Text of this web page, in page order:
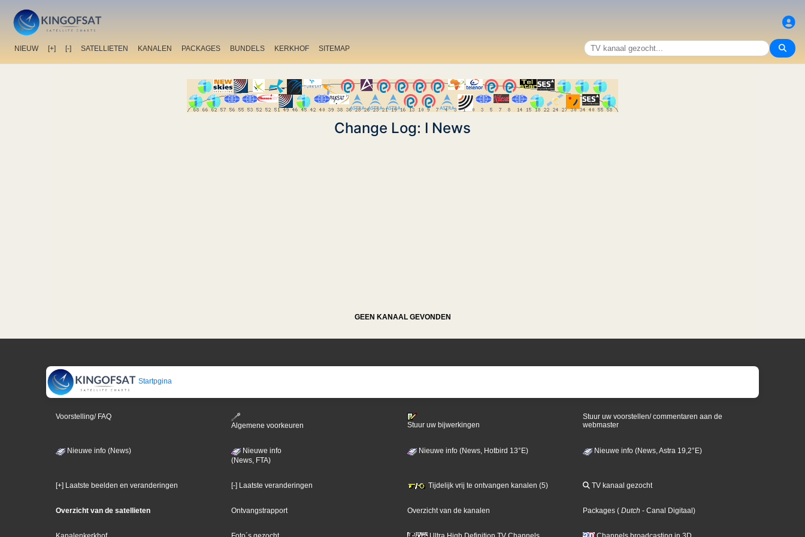
NIEUW [+] [-] SATELLIETEN KANALEN PACKAGES BUNDELS KERKHOF SITEMAP
Change Log: I News
GEEN KANAAL GEVONDEN
Startpgina
Voorstelling/ FAQ
Algemene voorkeuren
Stuur uw bijwerkingen
Stuur uw voorstellen/ commentaren aan de
webmaster
Nieuwe info (News)
Nieuwe info
(News, FTA)
Nieuwe info (News, Hotbird 13°E) Nieuwe info (News, Astra 19,2°E)
[+] Laatste beelden en veranderingen [-] Laatste veranderingen Tijdelijk vrij te ontvangen kanalen (5) TV kanaal gezocht
Overzicht van de satellieten Ontvangstrapport Overzicht van de kanalen Packages ( Dutch - Canal Digitaal)